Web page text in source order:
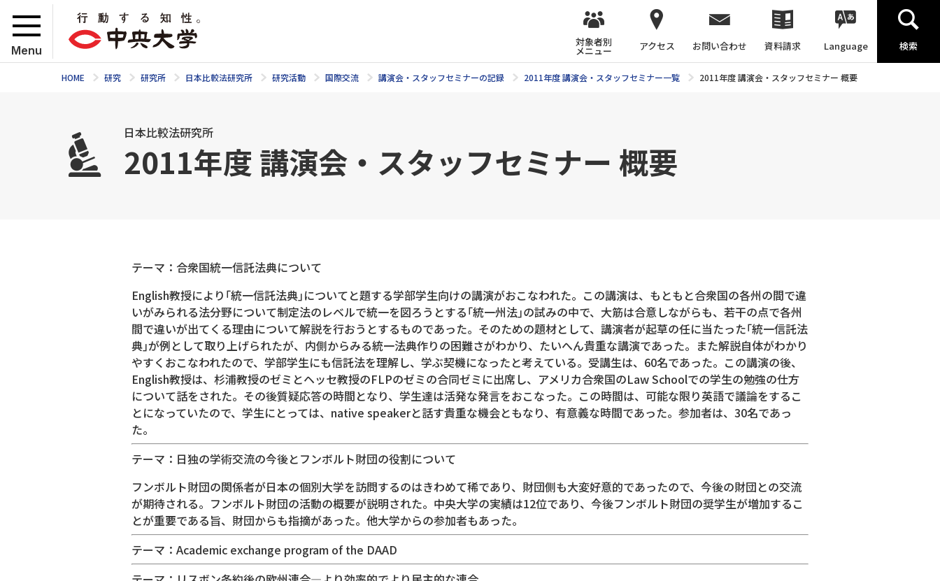
Menu
対象者別
メニュー アクセス お問い合わせ 資料請求 Language 検索
HOME 研究 研究所 日本比較法研究所 研究活動 国際交流 講演会・スタッフセミナーの記録 2011年度 講演会・スタッフセミナー一覧 2011年度 講演会・スタッフセミナー 概要
日本比較法研究所
2011年度 講演会・スタッフセミナー 概要
テーマ：合衆国統一信託法典について
English教授により｢統一信託法典｣についてと題する学部学生向けの講演がおこなわれた。この講演は、もともと合衆国の各州の間で違
いがみられる法分野について制定法のレベルで統一を図ろうとする｢統一州法｣の試みの中で、大筋は合意しながらも、若干の点で各州
間で違いが出てくる理由について解説を行おうとするものであった。そのための題材として、講演者が起草の任に当たった｢統一信託法
典｣が例として取り上げられたが、内側からみる統一法典作りの困難さがわかり、たいへん貴重な講演であった。また解説自体がわかり
やすくおこなわれたので、学部学生にも信託法を理解し、学ぶ契機になったと考えている。受講生は、60名であった。この講演の後、
English教授は、杉浦教授のゼミとヘッセ教授のFLPのゼミの合同ゼミに出席し、アメリカ合衆国のLaw Schoolでの学生の勉強の仕方
について話をされた。その後質疑応答の時間となり、学生達は活発な発言をおこなった。この時間は、可能な限り英語で議論をするこ
とになっていたので、学生にとっては、native speakerと話す貴重な機会ともなり、有意義な時間であった。参加者は、30名であっ
た。
テーマ：日独の学術交流の今後とフンボルト財団の役割について
フンボルト財団の関係者が日本の個別大学を訪問するのはきわめて稀であり、財団側も大変好意的であったので、今後の財団との交流
が期待される。フンボルト財団の活動の概要が説明された。中央大学の実績は12位であり、今後フンボルト財団の奨学生が増加するこ
とが重要である旨、財団からも指摘があった。他大学からの参加者もあった。
テーマ：Academic exchange program of the DAAD